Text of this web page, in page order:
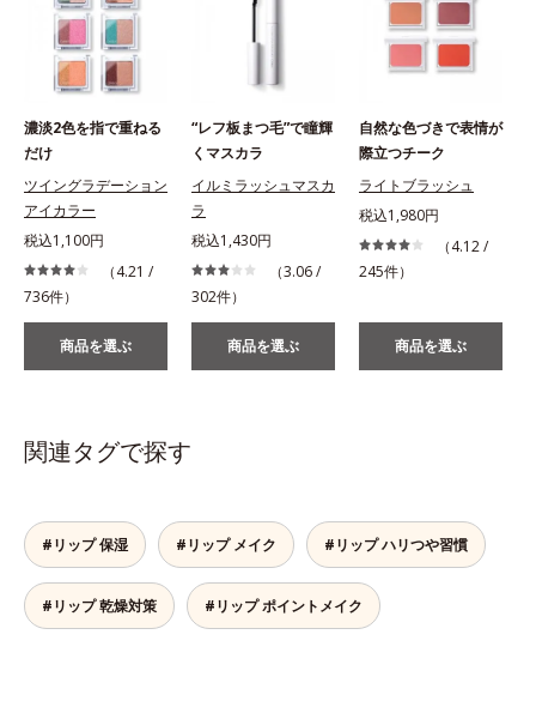
濃淡2色を指で重ねる
だけ
ツイングラデーション
アイカラー
税込1,100円
（4.21 /
736件）
商品を選ぶ
“レフ板まつ毛”で瞳輝
くマスカラ
イルミラッシュマスカ
ラ
税込1,430円
（3.06 /
302件）
商品を選ぶ
自然な色づきで表情が
際立つチーク
ライトブラッシュ
税込1,980円
（4.12 /
245件）
商品を選ぶ
関連タグで探す
#リップ 保湿 #リップ メイク #リップ ハリつや習慣
#リップ 乾燥対策 #リップ ポイントメイク